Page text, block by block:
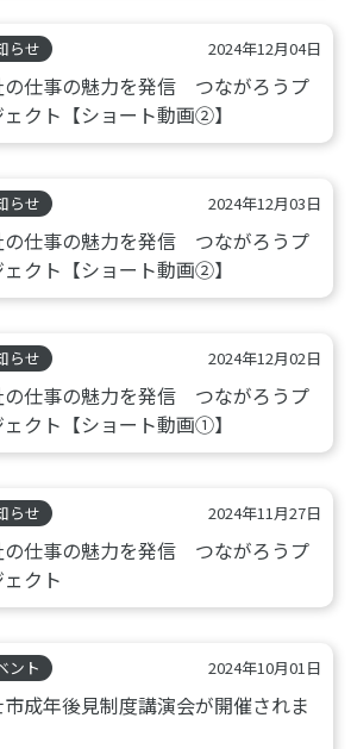
らせ 2024年12月04日
の仕事の魅力を発信 つながろうプ
ェクト【ショート動画②】
らせ 2024年12月03日
の仕事の魅力を発信 つながろうプ
ェクト【ショート動画②】
らせ 2024年12月02日
の仕事の魅力を発信 つながろうプ
ェクト【ショート動画①】
らせ 2024年11月27日
の仕事の魅力を発信 つながろうプ
クト
ント 2024年10月01日
市成年後見制度講演会が開催されま